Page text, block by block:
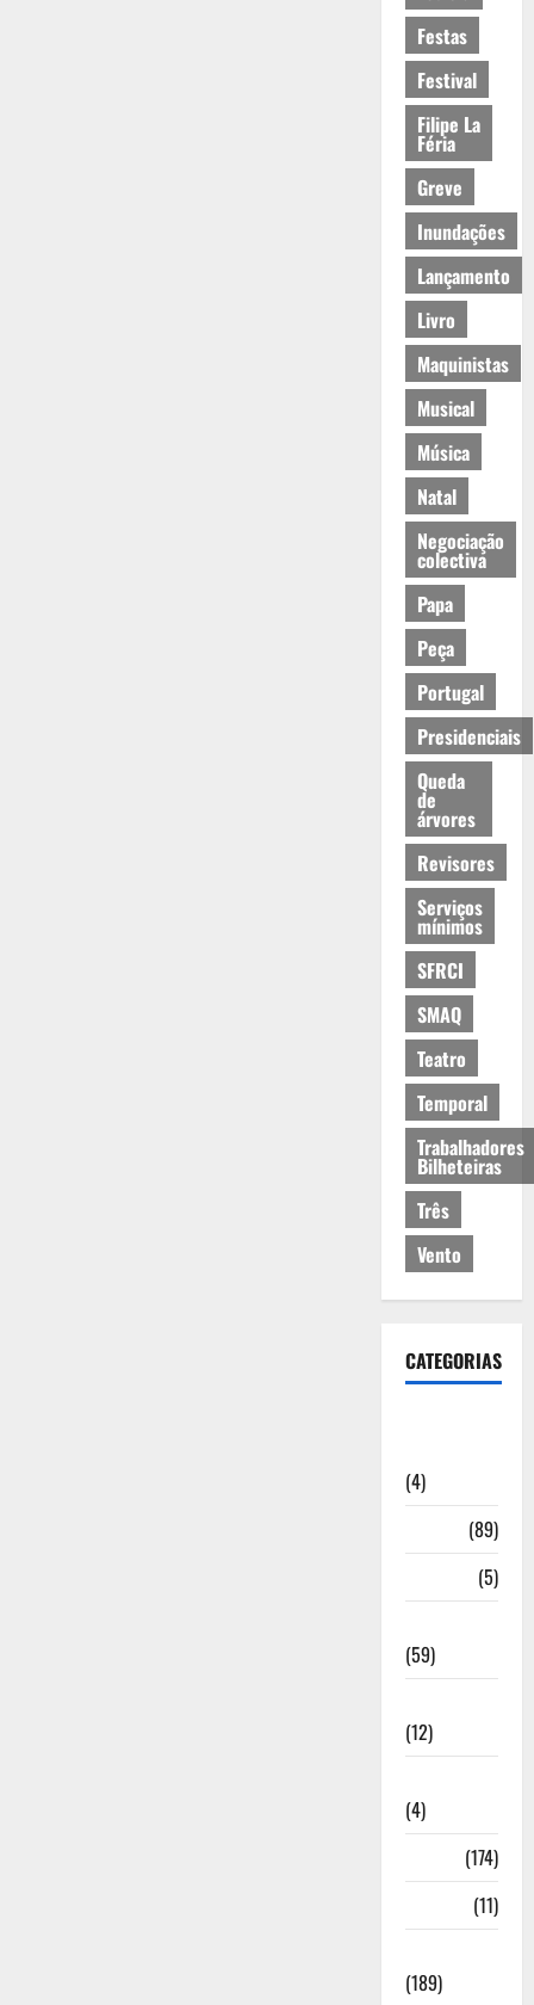
Festas
Festival
Filipe La
Féria
Greve
Inundações
Lançamento
Livro
Maquinistas
Musical
Música
Natal
Negociação
colectiva
Papa
Peça
Portugal
Presidenciais
Queda
de
árvores
Revisores
Serviços
mínimos
SFRCI
SMAQ
Teatro
Temporal
Trabalhadores
Bilheteiras
Três
Vento
CATEGORIAS
(4)
(89)
(5)
(59)
(12)
(4)
(174)
(11)
(189)